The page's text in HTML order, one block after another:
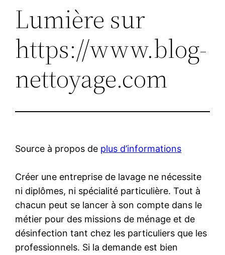
Lumière sur
https://www.blog-
nettoyage.com
Source à propos de plus d’informations
Créer une entreprise de lavage ne nécessite
ni diplômes, ni spécialité particulière. Tout à
chacun peut se lancer à son compte dans le
métier pour des missions de ménage et de
désinfection tant chez les particuliers que les
professionnels. Si la demande est bien